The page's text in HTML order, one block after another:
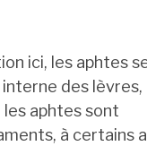
ici, les aphtes
des lèvres,
les aphtes sont
à certains